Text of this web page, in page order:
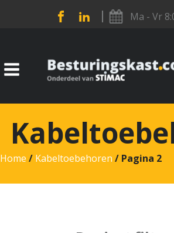
Ma - Vr
Home / Kabeltoebehoren / Pagina 2